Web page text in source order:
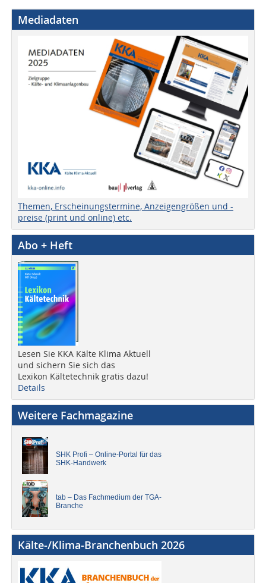
Mediadaten
Themen, Erscheinungstermine, Anzeigengrößen und -
preise (print und online) etc.
Abo + Heft
Lesen Sie KKA Kälte Klima Aktuell
und sichern Sie sich das
Lexikon Kältetechnik gratis dazu!
Details
Weitere Fachmagazine
SHK Profi – Online-Portal für das
SHK-Handwerk
tab – Das Fachmedium der TGA-
Branche
Kälte-/Klima-Branchenbuch 2026